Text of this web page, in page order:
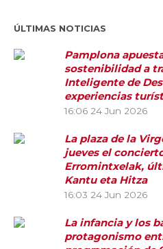
ÚLTIMAS NOTICIAS
Pamplona
sostenibilidad a
Inteligente de
experiencias
16:06 24 Jun 2026
La plaza de la
jueves el
Erromintxelak,
Kantu eta Hitza
16:03 24 Jun 2026
La infancia y los
protagonismo